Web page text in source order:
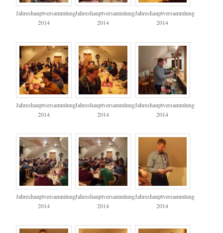
Jahreshauptversammlung
2014
Jahreshauptversammlung
2014
Jahreshauptversammlung
2014
Jahreshauptversammlung
2014
Jahreshauptversammlung
2014
Jahreshauptversammlung
2014
Jahreshauptversammlung
2014
Jahreshauptversammlung
2014
Jahreshauptversammlung
2014